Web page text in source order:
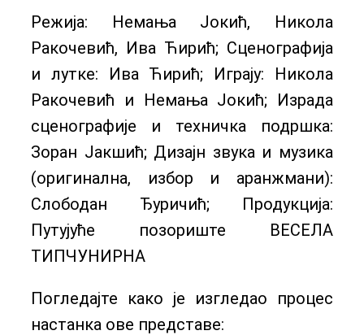
Режија: Немања Јокић, Никола
Ракочевић, Ива Ћирић; Сценографија
и лутке: Ива Ћирић; Играју: Никола
Ракочевић и Немања Јокић; Израда
сценографије и техничка подршка:
Зоран Јакшић; Дизајн звука и музика
(оригинална, избор и аранжмани):
Слободан Ђуричић; Продукција:
Путујуће позориште ВЕСЕЛА
ТИПЧУНИРНА
Погледајте како је изгледао процес
настанка ове представе: